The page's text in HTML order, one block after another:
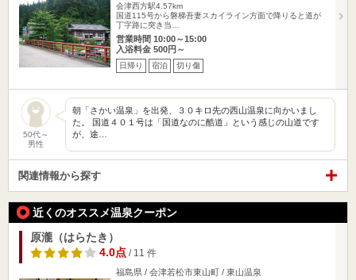
会津西方駅4.57km
国道115号から磐梯吾妻スカイライン方面で降りると道が
丁字路に突き当…
営業時間 10:00～15:00
入浴料金 500円～
日帰り 宿泊 切り傷
50代～
男性
朝「さかい温泉」を出発、３０キロ先の西山温泉に向かいまし
た。 国道４０１号は「国道なのに酷道」という感じの山道です
が、途…
関連情報から探す
近くのオススメ温泉クーポン
原瀧（はらたき）
4.0点/ 11 件
福島県 / 会津若松市東山町 / 東山温泉